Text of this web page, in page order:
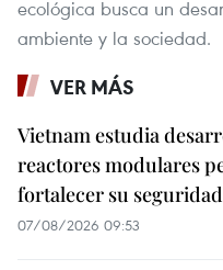
ecológica busca un
ambiente y la sociedad.
VER MÁS
Vietnam estudia
reactores modulares
fortalecer su
07/08/2026 09:53